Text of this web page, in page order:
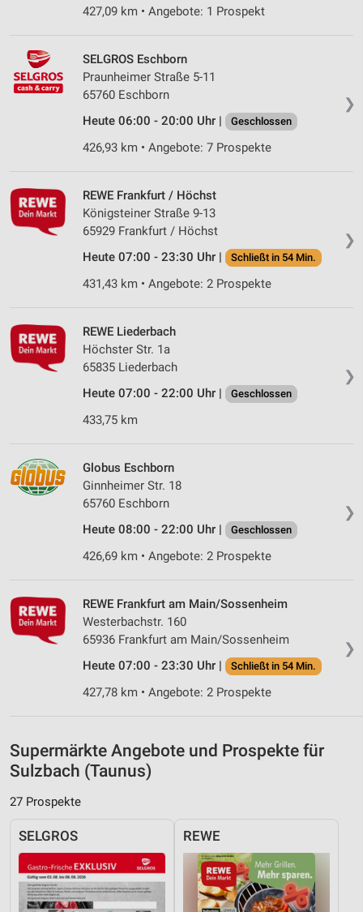
427,09 km • Angebote: 1 Prospekt
❯
SELGROS Eschborn
Praunheimer Straße 5-11
65760 Eschborn
Heute 06:00 - 20:00 Uhr |
Geschlossen
426,93 km • Angebote: 7 Prospekte
❯
REWE Frankfurt / Höchst
Königsteiner Straße 9-13
65929 Frankfurt / Höchst
Heute 07:00 - 23:30 Uhr |
Schließt in 54 Min.
431,43 km • Angebote: 2 Prospekte
❯
REWE Liederbach
Höchster Str. 1a
65835 Liederbach
Heute 07:00 - 22:00 Uhr |
Geschlossen
433,75 km
❯
Globus Eschborn
Ginnheimer Str. 18
65760 Eschborn
Heute 08:00 - 22:00 Uhr |
Geschlossen
426,69 km • Angebote: 2 Prospekte
❯
REWE Frankfurt am Main/Sossenheim
Westerbachstr. 160
65936 Frankfurt am Main/Sossenheim
Heute 07:00 - 23:30 Uhr |
Schließt in 54 Min.
427,78 km • Angebote: 2 Prospekte
Supermärkte Angebote und Prospekte für
Sulzbach (Taunus)
27 Prospekte
SELGROS REWE